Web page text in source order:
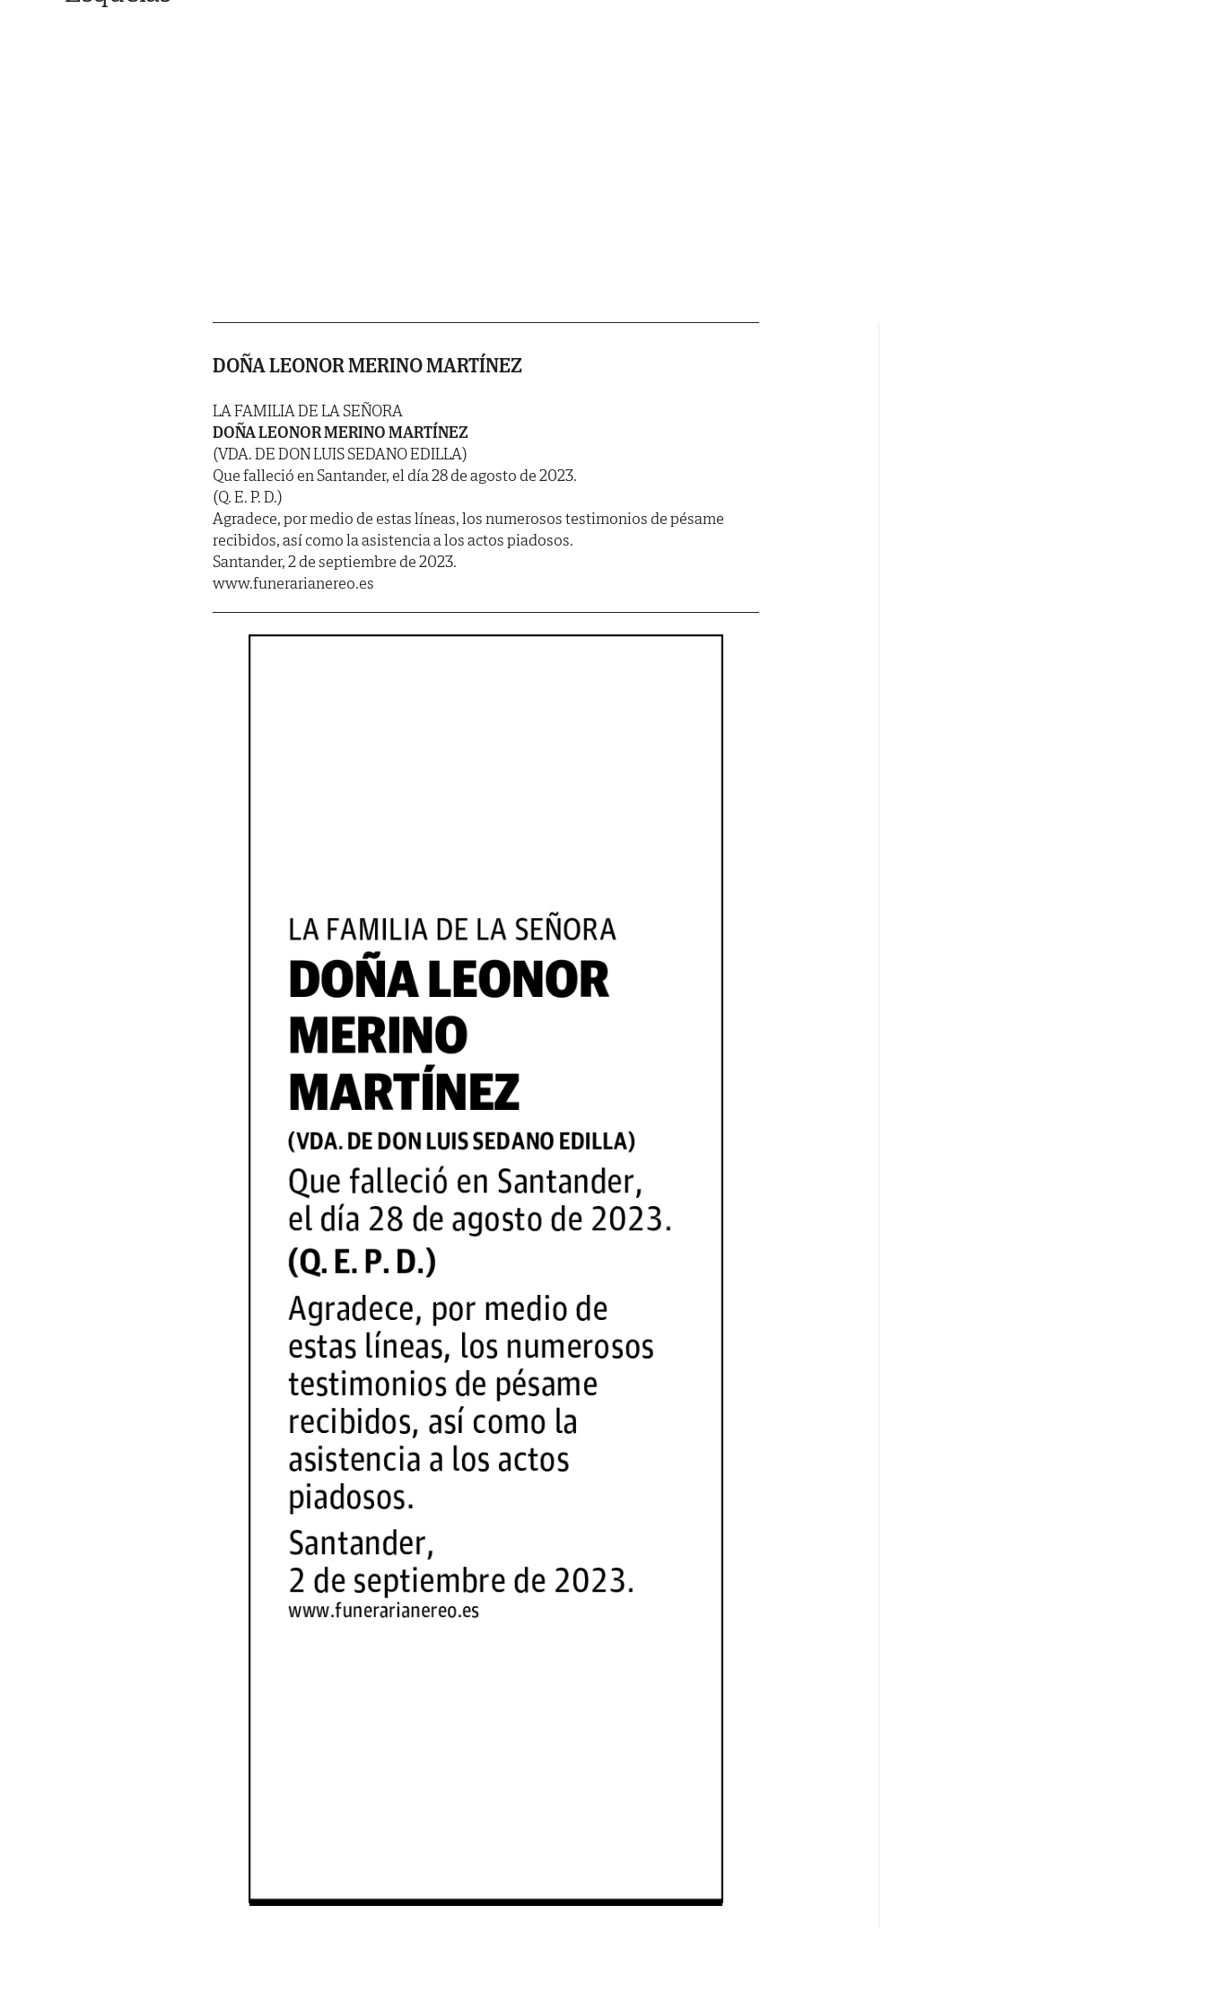
DOÑA LEONOR MERINO MARTÍNEZ
LA FAMILIA DE LA SEÑORA
DOÑA LEONOR MERINO MARTÍNEZ
(VDA. DE DON LUIS SEDANO EDILLA)
Que falleció en Santander, el día 28 de agosto de 2023.
(Q. E. P. D.)
Agradece, por medio de estas líneas, los numerosos testimonios de pésame
recibidos, así como la asistencia a los actos piadosos.
Santander, 2 de septiembre de 2023.
www.funerarianereo.es